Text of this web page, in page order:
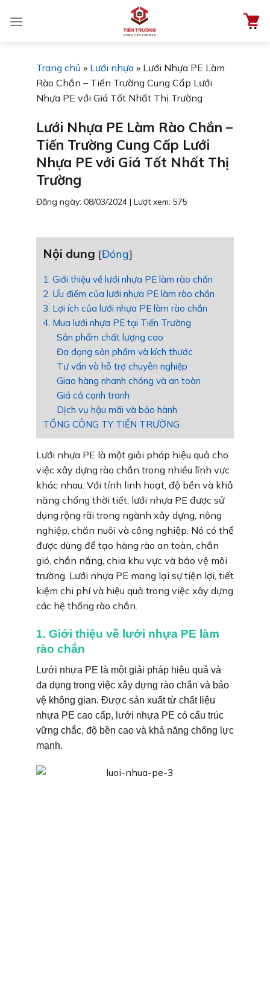
đến
Trang chủ » Lưới nhựa » Lưới Nhựa PE Làm
Rào Chắn – Tiến Trường Cung Cấp Lưới
Nhựa PE với Giá Tốt Nhất Thị Trường
Lưới Nhựa PE Làm Rào Chắn –
Tiến Trường Cung Cấp Lưới
Nhựa PE với Giá Tốt Nhất Thị
Trường
Đăng ngày: 08/03/2024 | Lượt xem: 575
Nội dung [Đóng]
1. Giới thiệu về lưới nhựa PE làm rào chắn
2. Ưu điểm của lưới nhựa PE làm rào chắn
3. Lợi ích của lưới nhựa PE làm rào chắn
4. Mua lưới nhựa PE tại Tiến Trường
Sản phẩm chất lượng cao
Đa dạng sản phẩm và kích thước
Tư vấn và hỗ trợ chuyên nghiệp
Giao hàng nhanh chóng và an toàn
Giá cả cạnh tranh
Dịch vụ hậu mãi và bảo hành
TỔNG CÔNG TY TIẾN TRƯỜNG
Lưới nhựa PE là một giải pháp hiệu quả cho
việc xây dựng rào chắn trong nhiều lĩnh vực
khác nhau. Với tính linh hoạt, độ bền và khả
năng chống thời tiết, lưới nhựa PE được sử
dụng rộng rãi trong ngành xây dựng, nông
nghiệp, chăn nuôi và công nghiệp. Nó có thể
được dùng để tạo hàng rào an toàn, chắn
gió, chắn nắng, chia khu vực và bảo vệ môi
trường. Lưới nhựa PE mang lại sự tiện lợi, tiết
kiệm chi phí và hiệu quả trong việc xây dựng
các hệ thống rào chắn.
1. Giới thiệu về lưới nhựa PE làm
rào chắn
Lưới nhựa PE là một giải pháp hiệu quả và
đa dụng trong việc xây dựng rào chắn và bảo
vệ không gian. Được sản xuất từ chất liệu
nhựa PE cao cấp, lưới nhựa PE có cấu trúc
vững chắc, độ bền cao và khả năng chống lực
mạnh.